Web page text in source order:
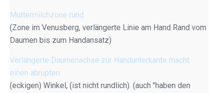
Muttermilchzone rund
(Zone im Venusberg, verlängerte Linie am Hand Rand vom
Daumen bis zum Handansatz)
Verlängerte Daumenachse zur Handunterkante macht
einen abrupten
(eckigen) Winkel, (ist nicht rundlich). (auch "haben den